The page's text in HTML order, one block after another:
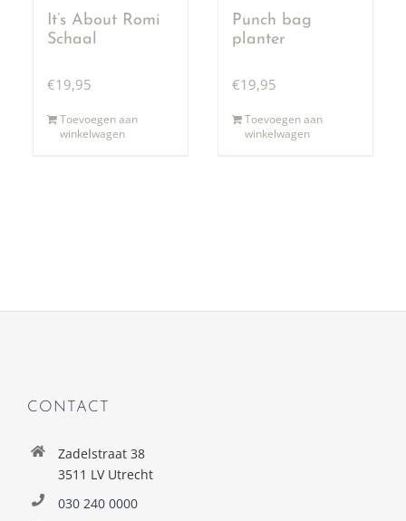
It’s About Romi
Schaal
€19,95
Toevoegen aan
winkelwagen
Punch bag
planter
€19,95
Toevoegen aan
winkelwagen
CONTACT
Zadelstraat 38
3511 LV Utrecht
030 240 0000